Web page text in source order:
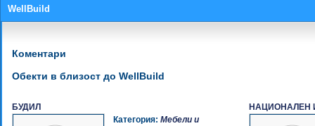
WellBuild
Коментари
Обекти в близост до WellBuild
БУДИЛ
Категория: Мебели и
НАЦИОНАЛЕН